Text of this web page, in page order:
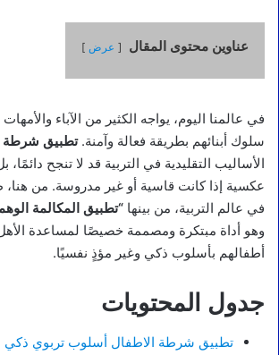
عناوين محتوى المقال عرض
في عالمنا اليوم، يواجه الكثير من الآباء
سلوك أبنائهم بطريقة فعالة وآمنة.تطبيق شرطة
الأساليب التقليدية في التربية قد لا تنجح دائمًا،
عكسية إذا كانت قاسية أو غير مدروسة. من
في عالم التربية، من بينها “تطبيق المكالمة
وهو أداة مبتكرة ومصممة خصيصًا لمساعدة
أطفالهم بأسلوب ذكي وغير مؤذٍ نفسيًا.
جدول المحتويات
تطبيق شرطة الاطفال أسلوب تربوي ذكي